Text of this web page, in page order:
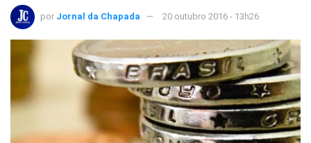
por Jornal da Chapada 20 outubro 2016 - 13h26